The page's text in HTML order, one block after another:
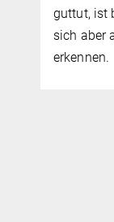
guttut, ist
sich aber
erkennen.